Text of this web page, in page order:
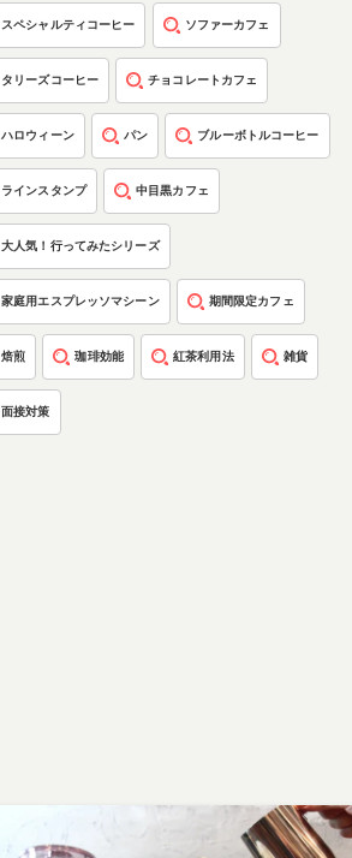
スペシャルティコーヒー ソファーカフェ
タリーズコーヒー チョコレートカフェ
ハロウィーン パン ブルーボトルコーヒー
ラインスタンプ 中目黒カフェ
大人気！行ってみたシリーズ
家庭用エスプレッソマシーン 期間限定カフェ
焙煎 珈琲効能 紅茶利用法 雑貨
面接対策